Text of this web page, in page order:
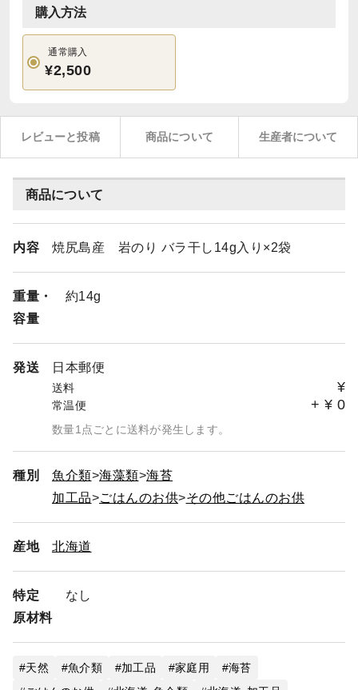
購入方法
通常購入
¥2,500
レビューと投稿 商品について 生産者について
商品について
内容 焼尻島産 岩のり バラ干し14g入り×2袋
重量・
容量
約14g
発送 日本郵便
送料 ¥
常温便 + ¥ 0
数量1点ごとに送料が発生します。
種別 魚介類 海藻類 海苔
加工品
ごはんのお供 その他ごはんのお供
産地 北海道
特定
原材料
なし
天然 魚介類 加工品 家庭用
海苔